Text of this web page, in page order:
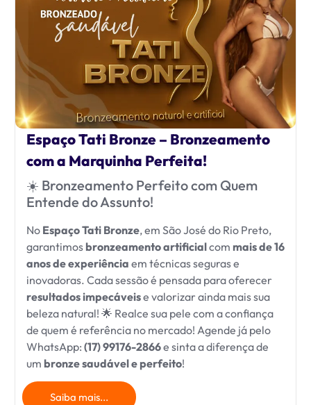
Espaço Tati Bronze – Bronzeamento
com a Marquinha Perfeita!
☀️ Bronzeamento Perfeito com Quem
Entende do Assunto!
No Espaço Tati Bronze, em São José do Rio Preto,
garantimos bronzeamento artificialcom mais de 16
anos de experiência em técnicas seguras e
inovadoras. Cada sessão é pensada para oferecer
resultados impecáveise valorizar ainda mais sua
beleza natural! 🌟 Realce sua pele com a confiança
de quem é referência no mercado! Agende já pelo
WhatsApp: (17) 99176-2866e sinta a diferença de
um bronze saudável e perfeito!
Saiba mais...